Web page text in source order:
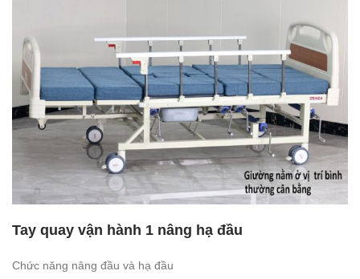
Tay quay vận hành 1 nâng hạ đầu
Chức năng nâng đầu và hạ đầu